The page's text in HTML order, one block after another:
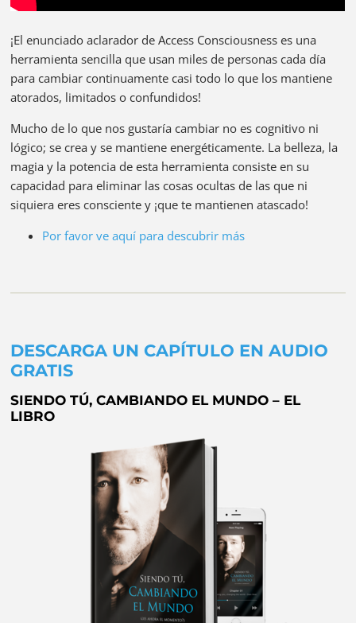
¡El enunciado aclarador de Access Consciousness es una
herramienta sencilla que usan miles de personas cada día
para cambiar continuamente casi todo lo que los mantiene
atorados, limitados o confundidos!
Mucho de lo que nos gustaría cambiar no es cognitivo ni
lógico; se crea y se mantiene energéticamente. La belleza, la
magia y la potencia de esta herramienta consiste en su
capacidad para eliminar las cosas ocultas de las que ni
siquiera eres consciente y ¡que te mantienen atascado!
Por favor ve aquí para descubrir más
DESCARGA UN CAPÍTULO EN AUDIO
GRATIS
SIENDO TÚ, CAMBIANDO EL MUNDO – EL
LIBRO